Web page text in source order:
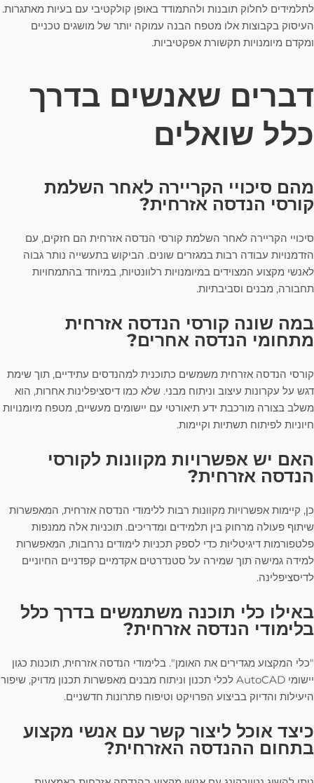
לתלמידים לחלוק תובנות ולהתמודד באופן קולקטיבי עם בעיות מאתגרות.
העיסוק בקבוצות אלו מטפח הבנה עמוקה יותר של מושגים טכניים
ומקדם מיומנויות תקשורת אפקטיביות.
דברים שאנשים בדרך
כלל שואלים
מהם סיכויי הקריירה לאחר השלמת
קורסי הנדסה אזרחית?
סיכויי הקריירה לאחר השלמת קורסי הנדסה אזרחית הם חזקים, עם
הזדמנויות עבודה רבות במגזרים שונים. הביקוש בתעשייה נותר גבוה
לאנשי מקצוע המצוידים במיומנויות רלוונטיות, במיוחד בהתמחויות
תחבורה, מבנים וסביבתיות.
במה שונה קורסי הנדסה אזרחית
מתחומי הנדסה אחרים?
קורסי הנדסה אזרחית משמשים כתוכנית למהנדסים עתידיים, תוך שימת
דגש על עקרונות עיצוב וניתוח מבני. שלא כמו דיסציפלינות אחרות, הוא
משלב בצורה מורכבת ידע תיאורטי עם יישומים מעשיים, מטפח מיומנויות
חיוניות לפיתוח תשתיות וקיימות.
האם יש אפשרויות מקוונות לקורסי
הנדסה אזרחית?
כן, קיימות אפשרויות מקוונות רבות ללימודי הנדסה אזרחית, המאפשרות
שיתוף פעולה מרחוק בין תלמידים ומדריכים. תוכניות אלה ממנפות
פלטפורמות דיגיטליות כדי לספק תכניות לימודים נרחבות, המאפשרות
למידה גמישה תוך שמירה על סטנדרטים אקדמיים קפדניים החיוניים
לדיסציפלינה.
באילו כלי תוכנה משתמשים בדרך כלל
בלימודי הנדסה אזרחית?
"כלי המקצוע מגדירים את האומן". בלימודי הנדסה אזרחית, תוכנות כגון
יישומי AutoCAD לכלי תכנון וניתוח מבנים מאפשרות תכנון מדויק, שיפור
היעילות והדיוק בביצוע הפרויקט וטיפוח פתרונות חדשניים.
כיצד אוכל ליצור קשר עם אנשי מקצוע
בתחום ההנדסה האזרחית?